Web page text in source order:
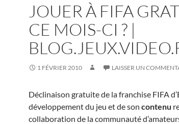
JOUER À FIFA
CE MOIS-CI ? |
1 FÉVRIER 2010 LAISSER UN
Déclinaison gratuite de la franchise FIFA
développement du jeu et de son contenu
collaboration de la communauté